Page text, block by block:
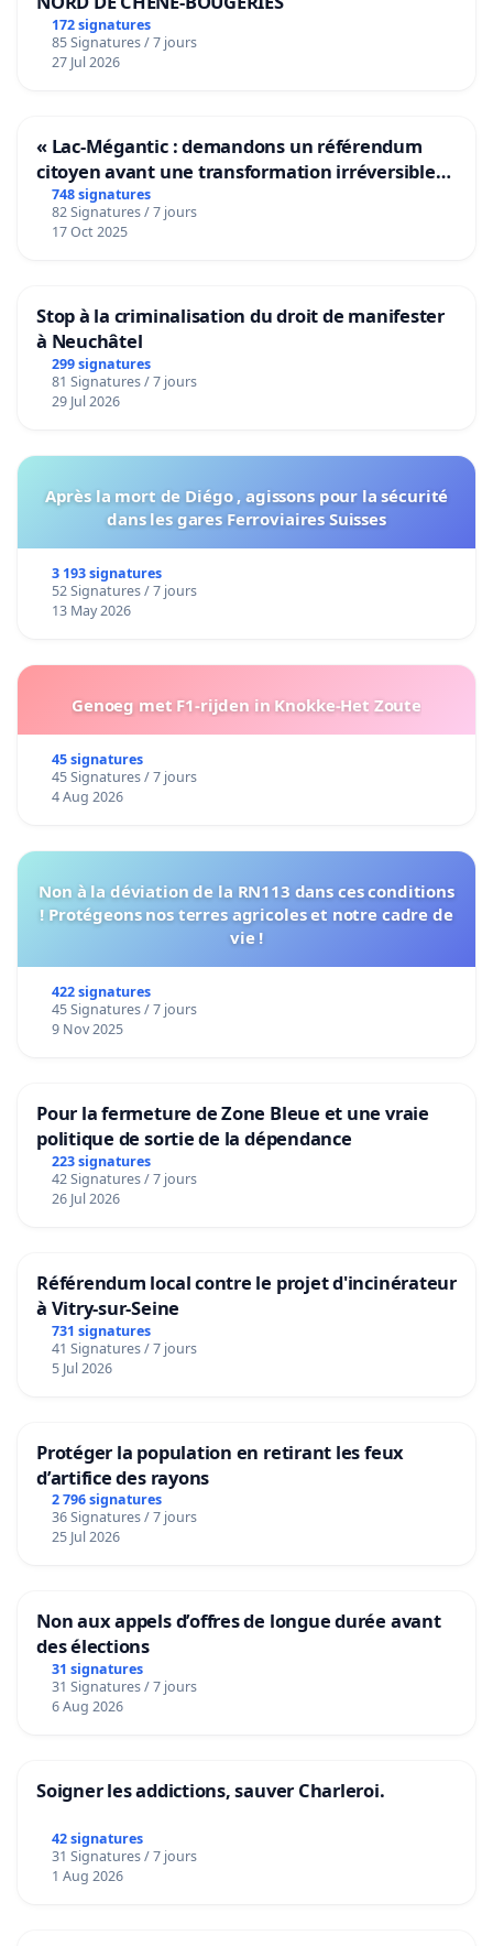
172 signatures
85 Signatures / 7 jours
27 Jul 2026
« Lac-Mégantic : demandons un référendum
citoyen avant une transformation irréversible
de notre territoire »
748 signatures
82 Signatures / 7 jours
17 Oct 2025
Stop à la criminalisation du droit de manifester
à Neuchâtel
299 signatures
81 Signatures / 7 jours
29 Jul 2026
Après la mort de Diégo , agissons pour la sécurité
dans les gares Ferroviaires Suisses
3 193 signatures
52 Signatures / 7 jours
13 May 2026
Genoeg met F1-rijden in Knokke-Het Zoute
45 signatures
45 Signatures / 7 jours
4 Aug 2026
Non à la déviation de la RN113 dans ces conditions
! Protégeons nos terres agricoles et notre cadre de
vie !
422 signatures
45 Signatures / 7 jours
9 Nov 2025
Pour la fermeture de Zone Bleue et une vraie
politique de sortie de la dépendance
223 signatures
42 Signatures / 7 jours
26 Jul 2026
Référendum local contre le projet d'incinérateur
à Vitry-sur-Seine
731 signatures
41 Signatures / 7 jours
5 Jul 2026
Protéger la population en retirant les feux
d’artifice des rayons
2 796 signatures
36 Signatures / 7 jours
25 Jul 2026
Non aux appels d’offres de longue durée avant
des élections
31 signatures
31 Signatures / 7 jours
6 Aug 2026
Soigner les addictions, sauver Charleroi.
42 signatures
31 Signatures / 7 jours
1 Aug 2026